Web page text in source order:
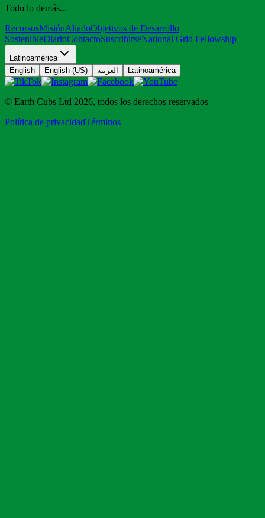
Todo lo demás...
RecursosMisiónAliadoObjetivos de Desarrollo
SostenibleDiarioContactoSuscribirseNational Grid Fellowship
Latinoamérica
English
English (US) العربية Latinoamérica
© Earth Cubs Ltd 2026, todos los derechos reservados
Política de privacidadTérminos